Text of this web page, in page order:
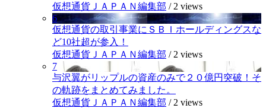
仮想通貨ＪＡＰＡＮ編集部 / 2 views
6
仮想通貨の取引事業にＳＢＩホールディングスな
ど10社超が参入！
仮想通貨ＪＡＰＡＮ編集部 / 2 views
7
与沢翼がリップルの資産のみで２０億円突破！そ
の軌跡をまとめてみました。
仮想通貨ＪＡＰＡＮ編集部 / 2 views